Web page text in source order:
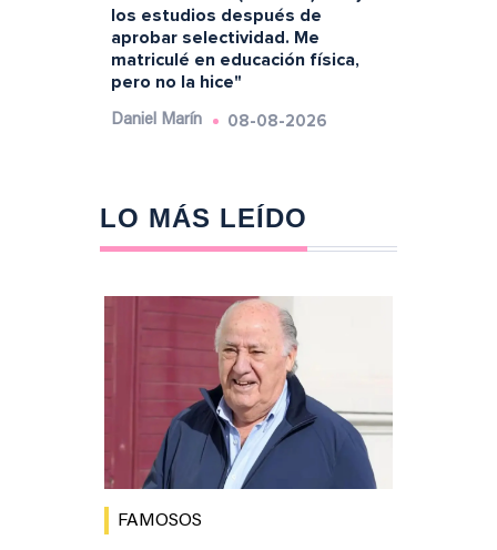
los estudios después de
aprobar selectividad. Me
matriculé en educación física,
pero no la hice"
Daniel Marín 08-08-2026
LO MÁS LEÍDO
FAMOSOS